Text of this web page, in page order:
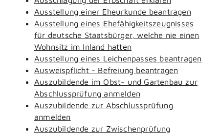
Ausstellung einer Eheurkunde beantragen
Ausstellung eines Ehefähigkeitszeugnisses
für deutsche Staatsbürger, welche nie einen
Wohnsitz im Inland hatten
Ausstellung eines Leichenpasses beantragen
Ausweispflicht - Befreiung beantragen
Auszubildende im Obst- und Gartenbau zur
Abschlussprüfung anmelden
Auszubildende zur Abschlussprüfung
anmelden
Auszubildende zur Zwischenprüfung